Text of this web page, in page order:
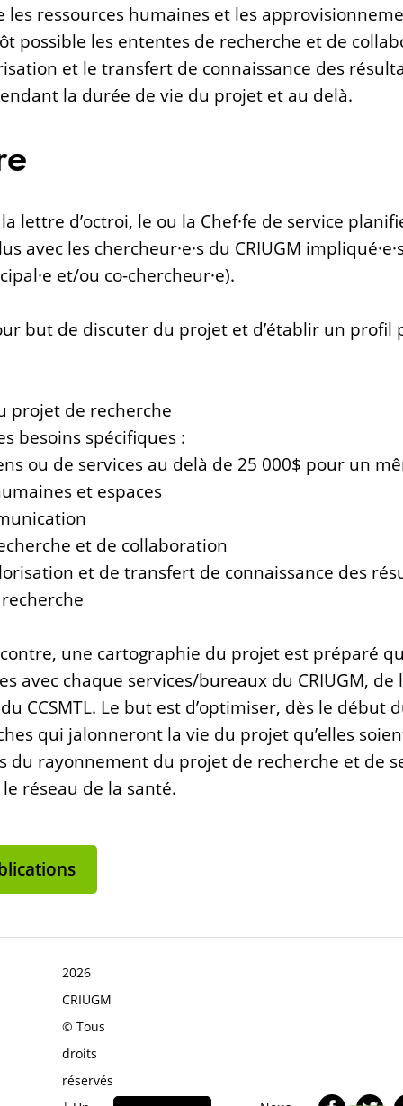
les ressources humaines et les
possible les ententes de recherche et de
et le transfert de connaissance des
la durée de vie du projet et au delà.
lettre d’octroi, le ou la Chef·fe de service
avec les chercheur·e·s du CRIUGM
et/ou co-chercheur·e).
but de discuter du projet et d’établir un profil
projet de recherche
besoins spécifiques :
ou de services au delà de 25 000$ pour un
et espaces
et de collaboration
et de transfert de connaissance des
une cartographie du projet est préparé
avec chaque services/bureaux du CRIUGM, de
CCSMTL. Le but est d’optimiser, dès le début
qui jalonneront la vie du projet qu’elles
du rayonnement du projet de recherche et de
réseau de la santé.
2026
CRIUGM
© Tous
droits
réservés